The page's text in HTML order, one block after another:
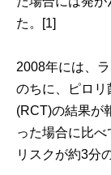
た。[1]
2008年には、
のちに、ピロ
(RCT)の結果が
った場合に比
リスクが約3分